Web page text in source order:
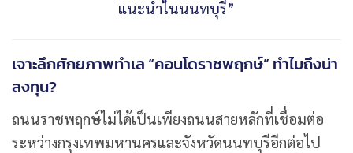
แนะนำในนนทบุรี”
เจาะลึกศักยภาพทำเล “คอนโดราชพฤกษ์” ทำไมถึงน่า
ลงทุน?
ถนนราชพฤกษ์ไม่ได้เป็นเพียงถนนสายหลักที่เชื่อมต่อ
ระหว่างกรุงเทพมหานครและจังหวัดนนทบุรีอีกต่อไป